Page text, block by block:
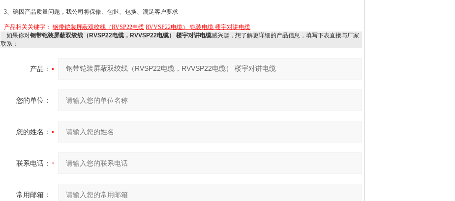
3、确因产品质量问题，我公司将保修、包退、包换、满足客户要求
产品相关关键字： 钢带铠装屏蔽双绞线（RVSP22电缆 RVVSP22电缆） 铠装电缆 楼宇对讲电缆
如果你对钢带铠装屏蔽双绞线（RVSP22电缆，RVVSP22电缆） 楼宇对讲电缆感兴趣，想了解更详细的产品信息，填写下表直接与厂家
联系：
产品：
您的单位：
您的姓名：
联系电话：
常用邮箱：